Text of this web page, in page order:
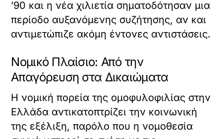
’90 και η νέα χιλιετία σηματοδότησαν μια
περίοδο αυξανόμενης συζήτησης, αν και
αντιμετώπιζε ακόμη έντονες αντιστάσεις.
Νομικό Πλαίσιο: Από την
Απαγόρευση στα Δικαιώματα
Η νομική πορεία της ομοφυλοφιλίας στην
Ελλάδα αντικατοπτρίζει την κοινωνική
της εξέλιξη, παρόλο που η νομοθεσία